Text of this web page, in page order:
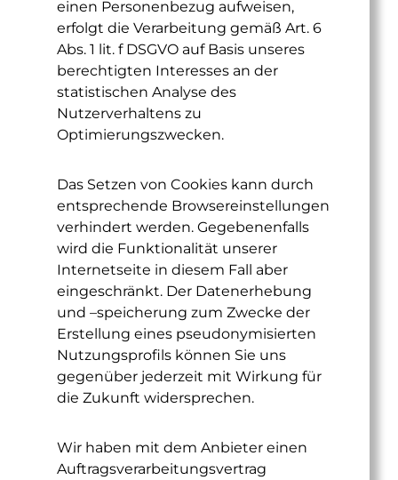
einen Personenbezug aufweisen,
erfolgt die Verarbeitung gemäß Art. 6
Abs. 1 lit. f DSGVO auf Basis unseres
berechtigten Interesses an der
statistischen Analyse des
Nutzerverhaltens zu
Optimierungszwecken.
Das Setzen von Cookies kann durch
entsprechende Browsereinstellungen
verhindert werden. Gegebenenfalls
wird die Funktionalität unserer
Internetseite in diesem Fall aber
eingeschränkt. Der Datenerhebung
und –speicherung zum Zwecke der
Erstellung eines pseudonymisierten
Nutzungsprofils können Sie uns
gegenüber jederzeit mit Wirkung für
die Zukunft widersprechen.
Wir haben mit dem Anbieter einen
Auftragsverarbeitungsvertrag